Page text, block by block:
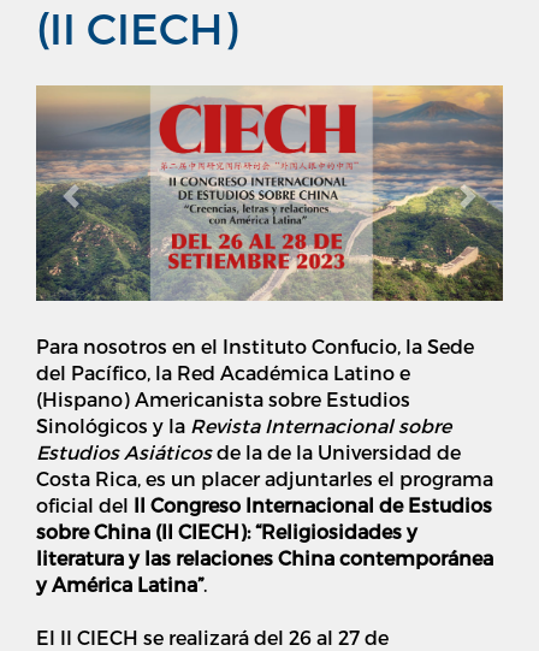
(II CIECH)
Previous Next
Para nosotros en el Instituto Confucio, la Sede
del Pacífico, la Red Académica Latino e
(Hispano) Americanista sobre Estudios
Sinológicos y la Revista Internacional sobre
Estudios Asiáticosde la de la Universidad de
Costa Rica, es un placer adjuntarles el programa
oficial del II Congreso Internacional de Estudios
sobre China (II CIECH): “Religiosidades y
literatura y las relaciones China contemporánea
y América Latina”.
El II CIECH se realizará del 26 al 27 de